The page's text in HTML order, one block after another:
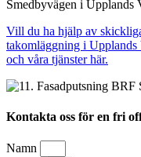
Smedbyvägen i Upplands
Vill du ha hjälp av
takomläggning i
och våra tjänster här.
Kontakta oss för en fri
Namn